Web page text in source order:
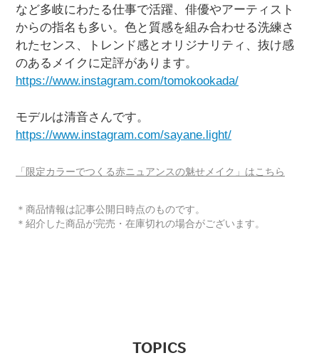
など多岐にわたる仕事で活躍、俳優やアーティスト
からの指名も多い。色と質感を組み合わせる洗練さ
れたセンス、トレンド感とオリジナリティ、抜け感
のあるメイクに定評があります。
https://www.instagram.com/tomokookada/
モデルは清音さんです。
https://www.instagram.com/sayane.light/
「限定カラーでつくる赤ニュアンスの魅せメイク」はこちら
＊商品情報は記事公開日時点のものです。
＊紹介した商品が完売・在庫切れの場合がございます。
TOPICS